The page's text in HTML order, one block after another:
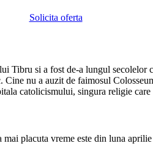
Solicita oferta
Tibru si a fost de-a lungul
nu a auzit de faimosul
catolicismului, singura religie
placuta vreme este din luna